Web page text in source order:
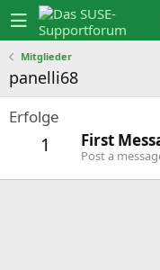
Mitglieder
panelli68
Erfolge
1 First
Post a